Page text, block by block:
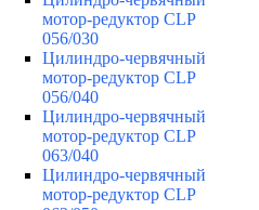
мотор-редуктор CLP
056/030
Цилиндро-червячный
мотор-редуктор CLP
056/040
Цилиндро-червячный
мотор-редуктор CLP
063/040
Цилиндро-червячный
мотор-редуктор CLP